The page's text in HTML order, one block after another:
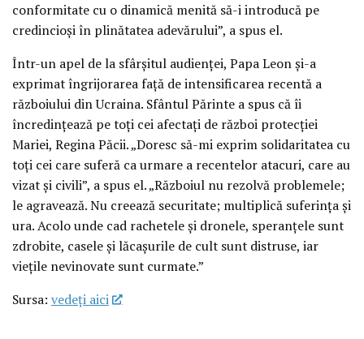
conformitate cu o dinamică menită să-i introducă pe
credincioși în plinătatea adevărului”, a spus el.
Într-un apel de la sfârșitul audienței, Papa Leon și-a
exprimat îngrijorarea față de intensificarea recentă a
războiului din Ucraina. Sfântul Părinte a spus că îi
încredințează pe toți cei afectați de război protecției
Mariei, Regina Păcii. „Doresc să-mi exprim solidaritatea cu
toți cei care suferă ca urmare a recentelor atacuri, care au
vizat și civili”, a spus el. „Războiul nu rezolvă problemele;
le agravează. Nu creează securitate; multiplică suferința și
ura. Acolo unde cad rachetele și dronele, speranțele sunt
zdrobite, casele și lăcașurile de cult sunt distruse, iar
viețile nevinovate sunt curmate.”
Sursa: vedeţi aici